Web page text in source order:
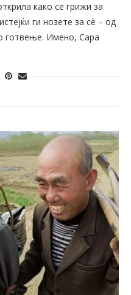
како се грижи за
ги нозете за сѐ – од
готвење. Имено, Сара